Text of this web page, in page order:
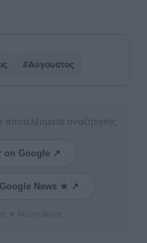
#Αύγουστος
αποτελέσματα αναζήτησης
on Google ↗
News ★ ↗